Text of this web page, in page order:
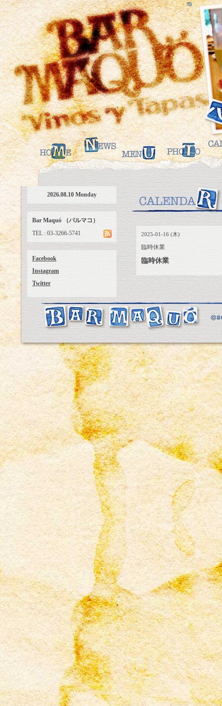
2025-01-16 (木)
臨時休業
臨時休業
2026.08.10 Monday
Bar Maquó （バルマコ）
TEL : 03-3266-5741
Facebook
Instagram
Twitter